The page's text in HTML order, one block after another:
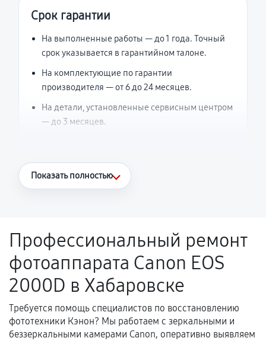
Срок гарантии
На выполненные работы — до 1 года. Точный
срок указывается в гарантийном талоне.
На комплектующие по гарантии
производителя — от 6 до 24 месяцев.
На детали, установленные сервисным центром
— до 3 месяцев.
Что считается гарантийным случаем
Поломка установленной детали при
нормальной эксплуатации в течение
гарантийного срока.
Несоответствие комплектующей заявленным
техническим характеристикам.
Показать полностью
Профессиональный ремонт
фотоаппарата Canon EOS
2000D в Хабаровске
Требуется помощь специалистов по восстановлению
фототехники Кэнон? Мы работаем с зеркальными и
беззеркальными камерами Canon, оперативно выявляем